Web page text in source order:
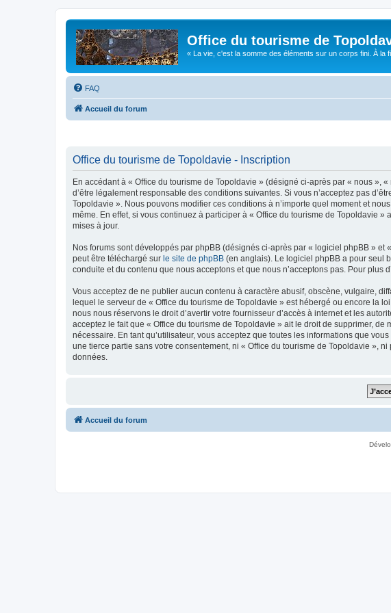
Office du tourisme de
« La vie, c'est la somme des éléments sur un corps fini. À la
FAQ
Accueil du forum
Office du tourisme de Topoldavie - Inscription
En accédant à « Office du tourisme de Topoldavie » (désigné ci-après par « nous »,
d’être légalement responsable des conditions suivantes. Si vous n’acceptez pas
Topoldavie ». Nous pouvons modifier ces conditions à n’importe quel moment et
même. En effet, si vous continuez à participer à « Office du tourisme de Topoldavie
mises à jour.
Nos forums sont développés par phpBB (désignés ci-après par « logiciel phpBB »
peut être téléchargé sur le site de phpBB (en anglais). Le logiciel phpBB a pour seul
conduite et du contenu que nous acceptons et que nous n’acceptons pas. Pour plus
Vous acceptez de ne publier aucun contenu à caractère abusif, obscène, vulgaire,
lequel le serveur de « Office du tourisme de Topoldavie » est hébergé ou encore la
nous nous réservons le droit d’avertir votre fournisseur d’accès à internet et les
acceptez le fait que « Office du tourisme de Topoldavie » ait le droit de supprimer,
nécessaire. En tant qu’utilisateur, vous acceptez que toutes les informations que
une tierce partie sans votre consentement, ni « Office du tourisme de Topoldavie »,
données.
Accueil du forum